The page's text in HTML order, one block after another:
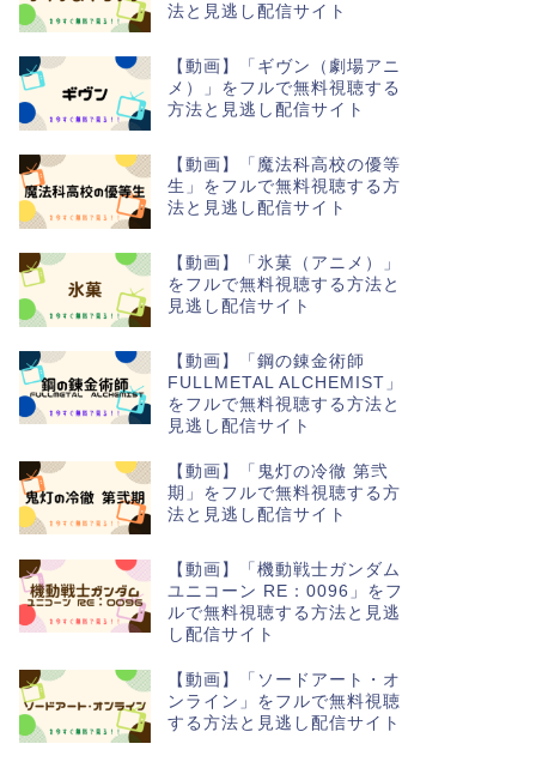
法と見逃し配信サイト
【動画】「ギヴン（劇場アニ
メ）」をフルで無料視聴する
方法と見逃し配信サイト
【動画】「魔法科高校の優等
生」をフルで無料視聴する方
法と見逃し配信サイト
【動画】「氷菓（アニメ）」
をフルで無料視聴する方法と
見逃し配信サイト
【動画】「鋼の錬金術師
FULLMETAL ALCHEMIST」
をフルで無料視聴する方法と
見逃し配信サイト
【動画】「鬼灯の冷徹 第弐
期」をフルで無料視聴する方
法と見逃し配信サイト
【動画】「機動戦士ガンダム
ユニコーン RE：0096」をフ
ルで無料視聴する方法と見逃
し配信サイト
【動画】「ソードアート・オ
ンライン」をフルで無料視聴
する方法と見逃し配信サイト